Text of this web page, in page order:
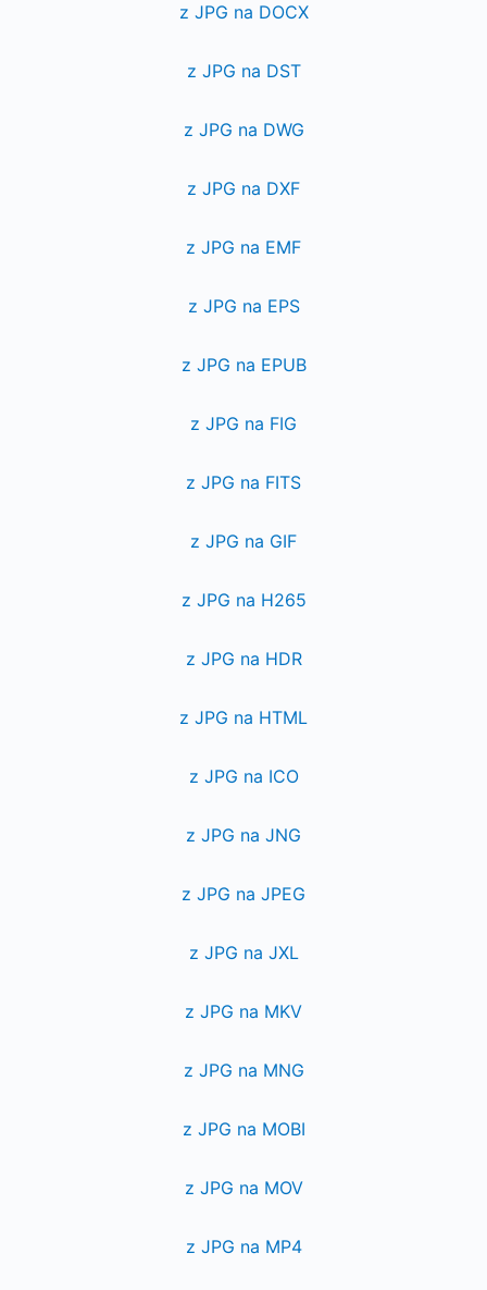
z JPG na DOCX
z JPG na DST
z JPG na DWG
z JPG na DXF
z JPG na EMF
z JPG na EPS
z JPG na EPUB
z JPG na FIG
z JPG na FITS
z JPG na GIF
z JPG na H265
z JPG na HDR
z JPG na HTML
z JPG na ICO
z JPG na JNG
z JPG na JPEG
z JPG na JXL
z JPG na MKV
z JPG na MNG
z JPG na MOBI
z JPG na MOV
z JPG na MP4